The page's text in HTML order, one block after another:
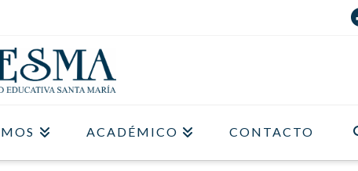
ACADÉMICO CONTACTO